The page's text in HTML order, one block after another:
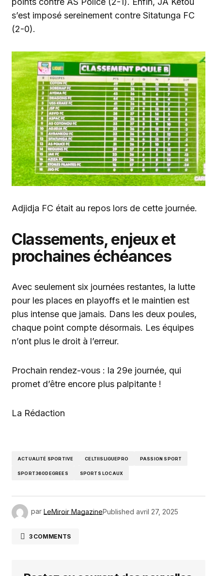
s’est imposé sereinement contre Sitatunga FC
(2-0).
Adjidja FC était au repos lors de cette journée.
Classements, enjeux et
prochaines échéances
Avec seulement six journées restantes, la lutte
pour les places en playoffs et le maintien est
plus intense que jamais. Dans les deux poules,
chaque point compte désormais. Les équipes
n’ont plus le droit à l’erreur.
Prochain rendez-vous : la 29e journée, qui
promet d’être encore plus palpitante !
La Rédaction
ACTUALITÉ SPORTIVE CELTIISLIGUEPRO PASSION SPORT
SPORT360DEGREES SPORTS LOCAUX
par LeMiroir MagazinePublished avril 27, 2025
3 COMMENTS